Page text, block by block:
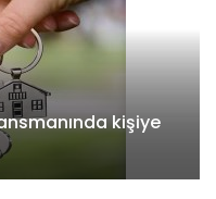
kişiye